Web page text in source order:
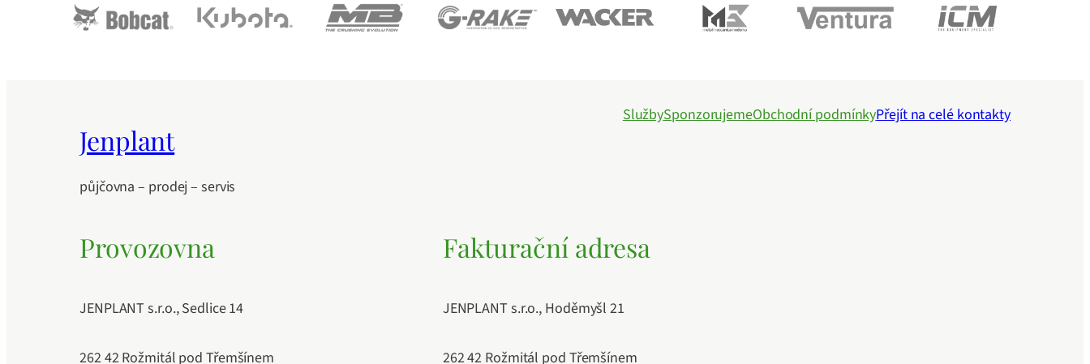
Jenplant
půjčovna – prodej – servis
SlužbySponzorujemeObchodní podmínkyPřejít na celé kontakty
Provozovna
JENPLANT s.r.o., Sedlice 14
262 42 Rožmitál pod Třemšínem
Fakturační adresa
JENPLANT s.r.o., Hoděmyšl 21
262 42 Rožmitál pod Třemšínem